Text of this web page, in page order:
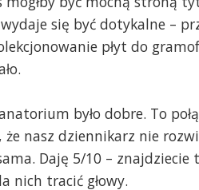
się być dotykalne –
płyt do
było dobre. To
nasz dziennikarz nie
Daję 5/10 –
nich tracić głowy.